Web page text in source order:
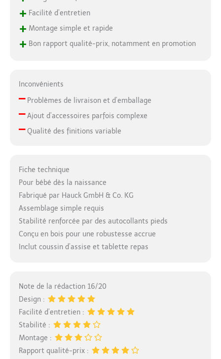
+ Facilité d’entretien
+ Montage simple et rapide
+ Bon rapport qualité-prix, notamment en promotion
Inconvénients
–Problèmes de livraison et d’emballage
–Ajout d’accessoires parfois complexe
–Qualité des finitions variable
Fiche technique
Pour bébé dès la naissance
Fabriqué par Hauck GmbH & Co. KG
Assemblage simple requis
Stabilité renforcée par des autocollants pieds
Conçu en bois pour une robustesse accrue
Inclut coussin d’assise et tablette repas
Note de la rédaction 16/20
Design :
Facilité d’entretien :
Stabilité :
Montage :
Rapport qualité-prix :